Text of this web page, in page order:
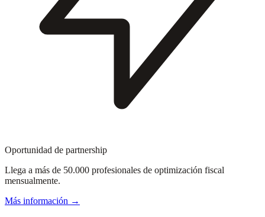
Oportunidad de partnership
Llega a más de 50.000 profesionales de optimización fiscal
mensualmente.
Más información →